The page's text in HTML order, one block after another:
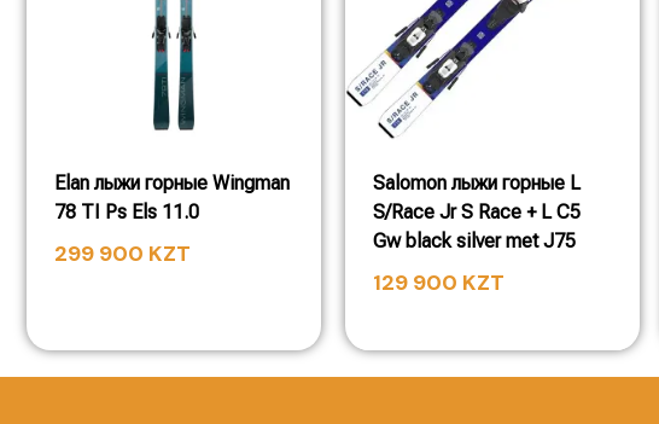
Elan лыжи горные Wingman
78 TI Ps Els 11.0
299 900 KZT
Salomon лыжи горные L
S/Race Jr S Race + L C5
Gw black silver met J75
129 900 KZT